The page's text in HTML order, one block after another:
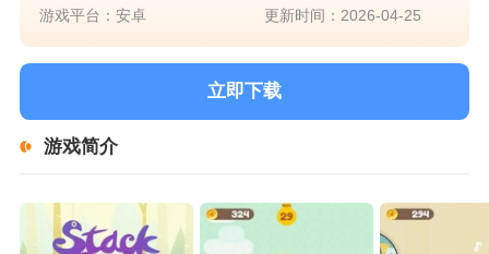
游戏平台：安卓 更新时间：2026-04-25
立即下载
游戏简介